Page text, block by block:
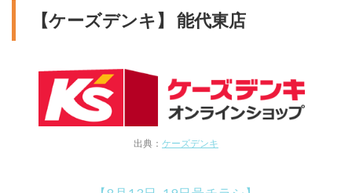
【ケーズデンキ】 能代東店
出典： ケーズデンキ